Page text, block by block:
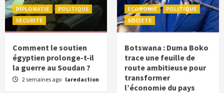
DIPLOMATIE
POLITIQUE
SECURITE
Comment le soutien
égyptien prolonge-t-il
la guerre au Soudan ?
2 semaines ago laredaction
ECONOMIE
POLITIQUE
SOCIETE
Botswana : Duma Boko
trace une feuille de
route ambitieuse pour
transformer
l’économie du pays